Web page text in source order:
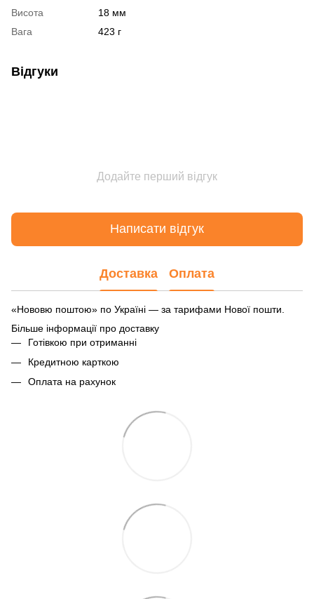
Висота
18 мм
Вага
423 г
Відгуки
Додайте перший відгук
Написати відгук
Доставка Оплата
«Нововю поштою» по Україні — за тарифами Нової пошти.
Більше інформації про доставку
Готівкою при отриманні
Кредитною карткою
Оплата на рахунок